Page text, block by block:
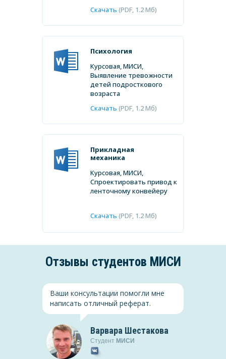
Психология
Скачать (PDF, 1.2 Мб)
Курсовая, МИСИ,
Выявление тревожности
детей подросткового
возраста
Скачать (PDF, 1.2 Мб)
Прикладная
механика
Скачать (PDF, 1.2 Мб)
Курсовая, МИСИ,
Спроектировать привод к
ленточному конвейеру
Отзывы студентов МИСИ
Студент МИСИ
Варвара Шестакова
Ваши консультации помогли мне
написать отличный реферат.